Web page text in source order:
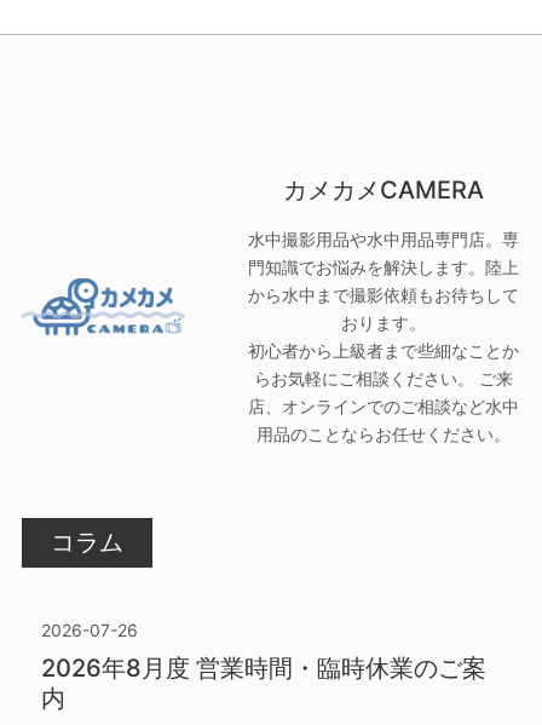
カメカメCAMERA
水中撮影用品や水中用品専門店。専
門知識でお悩みを解決します。陸上
から水中まで撮影依頼もお待ちして
おります。
初心者から上級者まで些細なことか
らお気軽にご相談ください。 ご来
店、オンラインでのご相談など水中
用品のことならお任せください。
コラム
2026-07-26
2026年8月度 営業時間・臨時休業のご案
内